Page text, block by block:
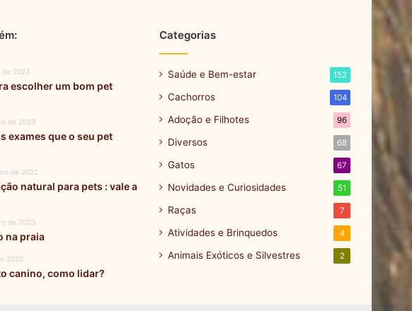
de 2023
escolher um bom pet
de 2023
exames que o seu pet
de 2022
natural para pets : vale a
de 2023
na praia
2022
canino, como lidar?
Categorias
Saúde e Bem-estar 152
Cachorros 104
Adoção e Filhotes 96
Diversos 68
Gatos 67
Novidades e Curiosidades 51
Raças 7
Atividades e Brinquedos 4
Animais Exóticos e Silvestres 2